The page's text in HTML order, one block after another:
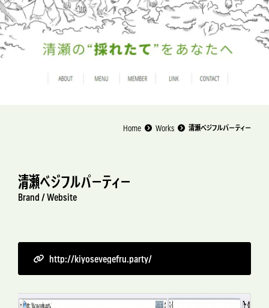
Home Works 清瀬ベジフルパーティー
清瀬ベジフルパーティー
Brand / Website
http://kiyosevegefru.party/